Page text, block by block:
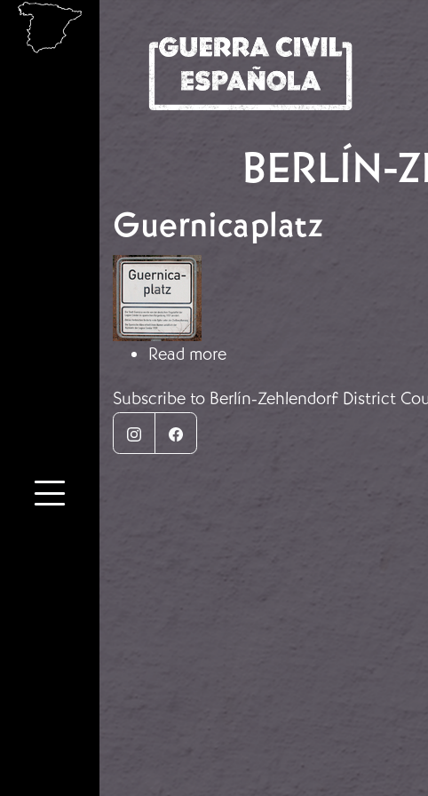
Skip to main content
BERLÍN-
Guernicaplatz
Image
Read moreabout Guernicaplatz
Subscribe to Berlín-Zehlendorf District
InstagramFacebook